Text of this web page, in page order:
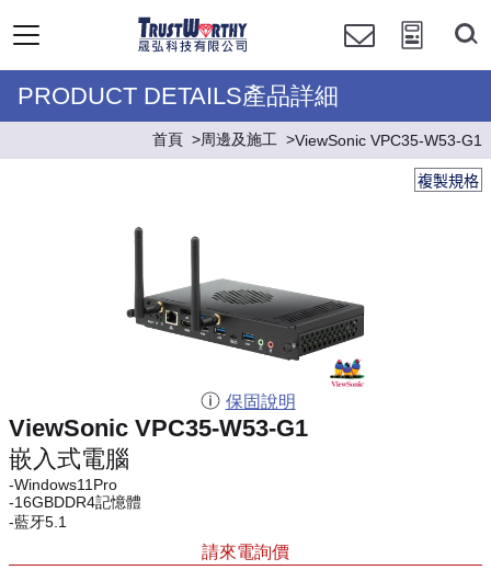
PRODUCT DETAILS產品詳細
首頁 周邊及施工 ViewSonic VPC35-W53-G1
複製規格
保固說明
ViewSonic VPC35-W53-G1
嵌入式電腦
-Windows11Pro
-16GBDDR4記憶體
-藍牙5.1
請來電詢價